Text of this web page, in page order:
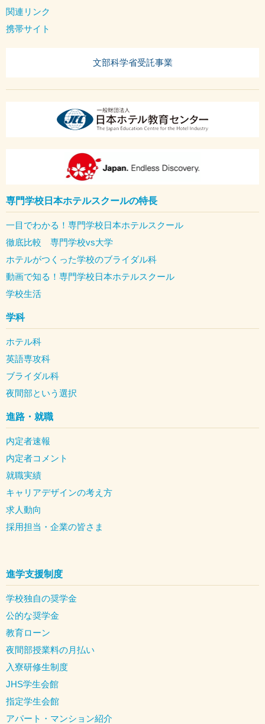
関連リンク
携帯サイト
文部科学省受託事業
専門学校日本ホテルスクールの特長
一目でわかる！専門学校日本ホテルスクール
徹底比較 専門学校vs大学
ホテルがつくった学校のブライダル科
動画で知る！専門学校日本ホテルスクール
学校生活
学科
ホテル科
英語専攻科
ブライダル科
夜間部という選択
進路・就職
内定者速報
内定者コメント
就職実績
キャリアデザインの考え方
求人動向
採用担当・企業の皆さま
進学支援制度
学校独自の奨学金
公的な奨学金
教育ローン
夜間部授業料の月払い
入寮研修生制度
JHS学生会館
指定学生会館
アパート・マンション紹介